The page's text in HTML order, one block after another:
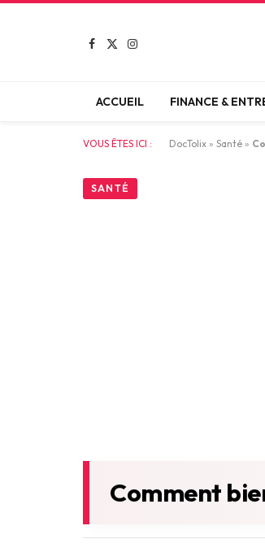
Facebook
X
Instagram
ACCUEIL FINANCE &
VOUS ÊTES ICI : DocTolix » Santé »
SANTÉ
Comment